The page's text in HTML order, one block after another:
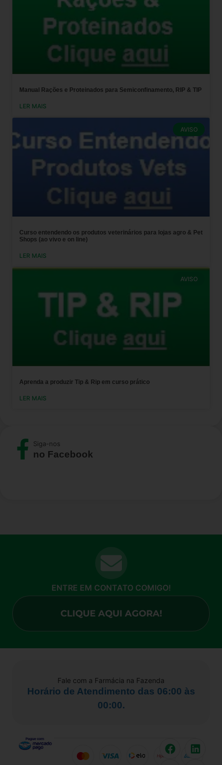
Manual Rações e Proteinados para Semiconfinamento, RIP & TIP
LER MAIS
AVISO
Curso entendendo os produtos veterinários para lojas agro & Pet
Shops (ao vivo e on line)
LER MAIS
AVISO
Aprenda a produzir Tip & Rip em curso prático
LER MAIS
Siga-nos
no Facebook
ENTRE EM CONTATO COMIGO!
CLIQUE AQUI AGORA!
Fale com a Farmácia na Fazenda
Horário de Atendimento das 06:00 às
00:00.